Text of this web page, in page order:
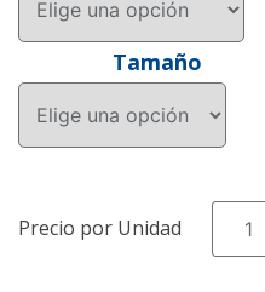
Tamaño
VINILO
TIPO